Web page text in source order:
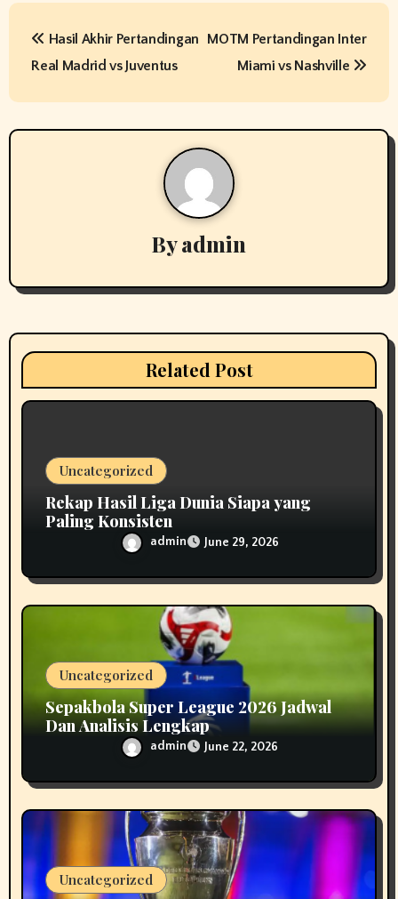
P
s
t
i
a
Hasil Akhir Pertandingan
Real Madrid vs Juventus
MOTM Pertandingan Inter
Miami vs Nashville
Byadmin
Related Post
Uncategorized
Rekap Hasil Liga Dunia Siapa yang
Paling Konsisten
admin June 29, 2026
Uncategorized
Sepakbola Super League 2026 Jadwal
Dan Analisis Lengkap
admin June 22, 2026
Uncategorized